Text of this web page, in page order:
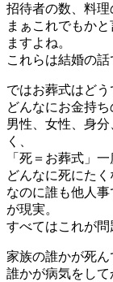
招待者の数、料理
まぁこれでもか
ますよね。
これらは結婚の話
ではお葬式はどう
どんなにお金持ち
男性、女性、身
く、
「死＝お葬式」
どんなに死にた
なのに誰も他人
が現実。
すべてはこれが問
家族の誰かが死ん
誰かが病気をして